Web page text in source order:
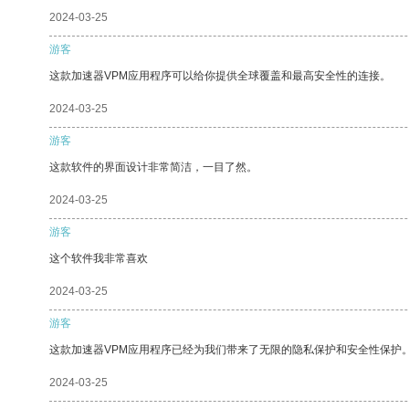
2024-03-25
游客
这款加速器VPM应用程序可以给你提供全球覆盖和最高安全性的连接。
2024-03-25
游客
这款软件的界面设计非常简洁，一目了然。
2024-03-25
游客
这个软件我非常喜欢
2024-03-25
游客
这款加速器VPM应用程序已经为我们带来了无限的隐私保护和安全性保护
2024-03-25